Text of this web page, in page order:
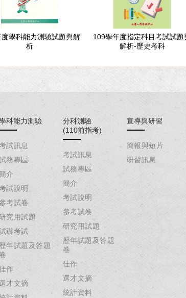
學科能力測驗試題與解
析
109學年度指定科目考試試題
解析-歷史考科
科能力測驗
試訊息
務專區
介
試說明
考試卷
究用試題
辦考試
歷年試題及答題
作
選才文摘
分科測驗
(110前指考)
考試訊息
試務專區
簡介
考試說明
參考試卷
研究用試題
歷年試題及答題
卷
佳作
選才文摘
統計資料
宣導與研習
簡報與短片
研習訊息